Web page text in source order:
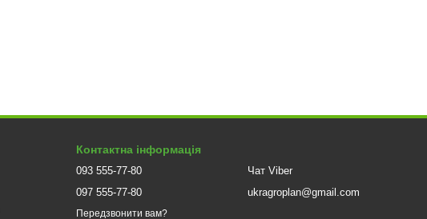
Контактна інформація
093 555-77-80
097 555-77-80
Передзвонити вам?
Чат Viber
ukragroplan@gmail.com